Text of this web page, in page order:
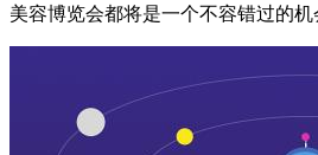
美容博览会都将是一个不容错过的